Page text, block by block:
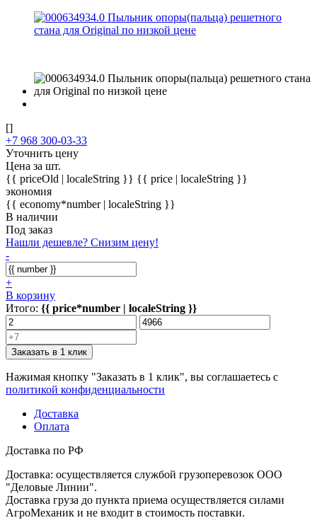
[]
+7 968 300-03-33
Уточнить цену
Цена за шт.
{{ priceOld | localeString }} {{ price | localeString }}
экономия
{{ economy*number | localeString }}
В наличии
Под заказ
Нашли дешевле? Снизим цену!
-
+
В корзину
Итого: {{ price*number | localeString }}
Заказать в 1 клик
Нажимая кнопку "Заказать в 1 клик", вы соглашаетесь с
политикой конфиденциальности
Доставка
Оплата
Доставка по РФ
Доставка: осуществляется службой грузоперевозок ООО
"Деловые Линии".
Доставка груза до пункта приема осуществляется силами
АгроМеханик и не входит в стоимость поставки.